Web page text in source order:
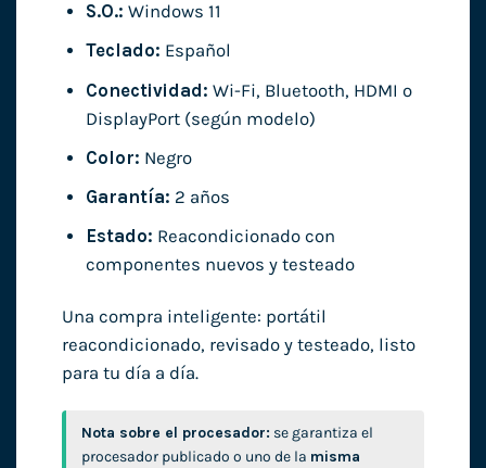
S.O.: Windows 11
Teclado: Español
Conectividad: Wi-Fi, Bluetooth, HDMI o
DisplayPort (según modelo)
Color: Negro
Garantía: 2 años
Estado: Reacondicionado con
componentes nuevos y testeado
Una compra inteligente: portátil
reacondicionado, revisado y testeado, listo
para tu día a día.
Nota sobre el procesador: se garantiza el
procesador publicado o uno de la misma